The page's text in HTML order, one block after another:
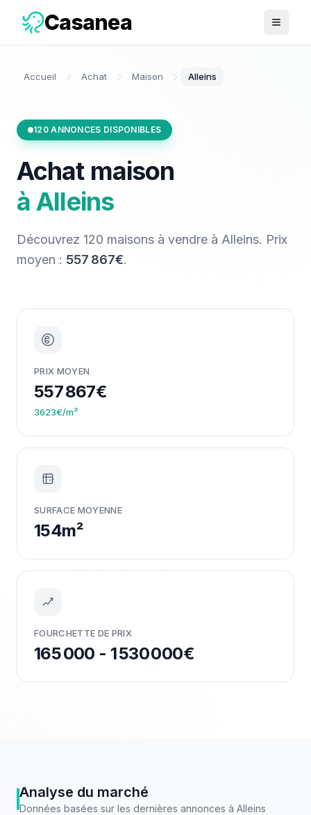
Casanea Ouvrir
Accueil Achat Maison Alleins
120ANNONCES DISPONIBLES
Achat maison
àAlleins
Découvrez 120 maisons à vendre à Alleins. Prix
moyen : 557 867€.
PRIX MOYEN
557 867€
3623€/m²
m²
SURFACE MOYENNE
154m²
FOURCHETTE DE PRIX
165 000 - 1 530 000€
Analyse du marché
Données basées sur les dernières annonces à Alleins